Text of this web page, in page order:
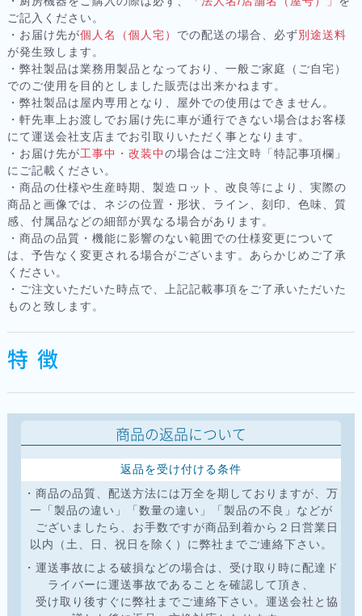
ご記入ください。
・お届け先が個人名（個人宅） での配送の場合、必ず別途送料
が発生致します。
・弊社製品は業務用製品となっており、一般ご家庭（ご自宅）
でのご使用を目的としました販売は出来かねます。
・弊社製品は屋内専用となり、屋外での使用はできません。
・軒先車上お渡しでお届け先に車が通行できない場合はお客様
にて運送会社支店までお引取りいただく事となります。
・お届け先が工事中・改装中の場合はご注文時「特記事項欄」
にご記載ください。
・商品の仕様や生産時期、製造ロット、改良等により、実際の
商品と画像では、ネジの位置・形状、ライン、刻印、色味、質
感、付属品などの細部が異なる場合があります。
・商品の品質・機能に影響のない範囲での仕様変更について
は、予告なく変更される場合がございます。あらかじめご了承
ください。
・ご注文いただいた時点で、上記記載事項をご了承いただいた
ものと致します。
特 徴
商品の返品について
返品を受け付ける条件
・商品の品質、配送方法には万全を期しておりますが、万
一「製品の違い」「数量の違い」「製品の不良」などが
ございましたら、お手数ですが商品到着から２日営業日
以内（土、日、祝日を除く）に弊社までご連絡下さい。
・運送事故による破損などの場合は、受け取り時に配達ド
ライバーに運送事故であることを確認して頂き、
受け取り後すぐに弊社までご連絡下さい。運送会社と協